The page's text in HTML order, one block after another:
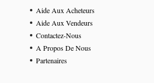
Aide Aux Acheteurs
Aide Aux Vendeurs
Contactez-Nous
A Propos De Nous
Partenaires